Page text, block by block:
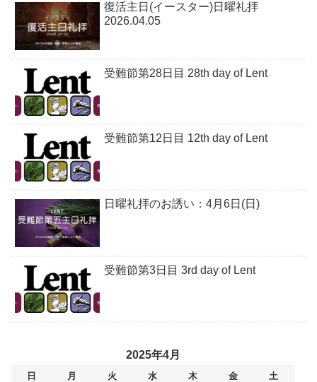
復活主日(イースター)日曜礼拝
2026.04.05
受難節第28日目 28th day of Lent
受難節第12日目 12th day of Lent
日曜礼拝のお誘い：4月6日(日)
受難節第3日目 3rd day of Lent
2025年4月
日 月 火 水 木 金 土